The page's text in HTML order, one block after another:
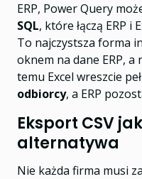
ERP, Power Query
SQL, które łączą ERP i
To najczystsza forma
oknem na dane ERP,
temu Excel wreszcie
odbiorcy, a ERP
Eksport CSV
alternatywa
Nie każda firma musi